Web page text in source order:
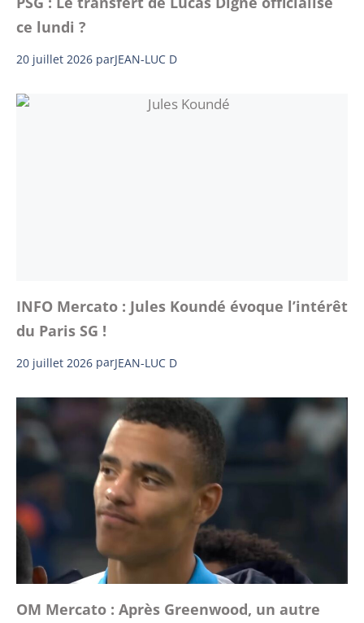
ce lundi ?
20 juillet 2026 parJEAN-LUC D
INFO Mercato : Jules Koundé évoque l’intérêt
du Paris SG !
20 juillet 2026 parJEAN-LUC D
OM Mercato : Après Greenwood, un autre